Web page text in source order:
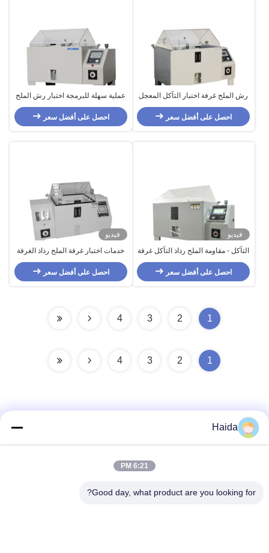
رش الملح غرفة اختبار التآكل المعجل
/ غرفة اختبار رش الملح
احصل على أفضل سعر
عملية سهلة للبرمجة اختبار رش الملح
للتآكل
احصل على أفضل سعر
فيديو
التآكل - مقاومة الملح رذاذ التآكل غرفة
الاختبار مع نظام التحكم الرقمي
احصل على أفضل سعر
فيديو
خدمات اختبار غرفة الملح رذاذ الغرفة
البلاستيكية
احصل على أفضل سعر
1
2
3
4
1
2
3
4
العنوان
Haida
6:21 PM
Good day, what product are you looking for?